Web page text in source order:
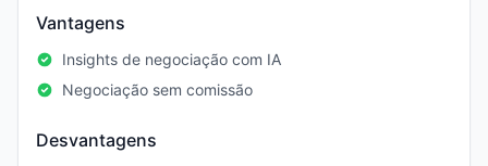
Vantagens
Insights de negociação com IA
Negociação sem comissão
Desvantagens